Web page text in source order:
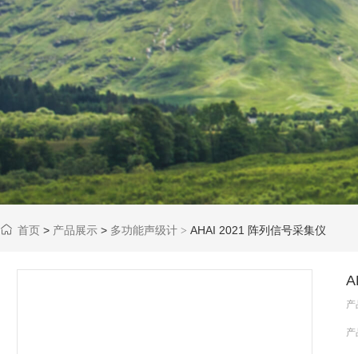
首页 > 产品展示 > 多功能声级计 > AHAI 2021 阵列信号采集仪
产
产